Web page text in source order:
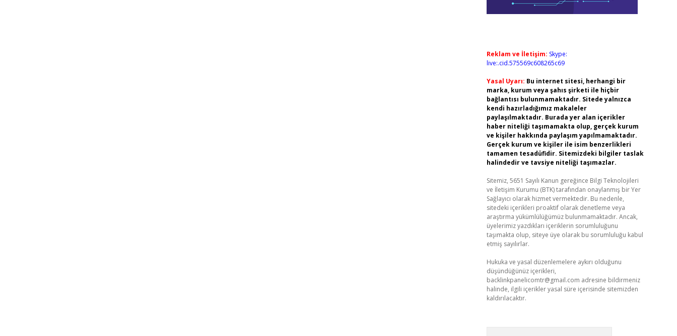
Reklam ve İletişim: Skype:
live:.cid.575569c608265c69
Yasal Uyarı: Bu internet sitesi, herhangi bir
marka, kurum veya şahıs şirketi ile hiçbir
bağlantısı bulunmamaktadır. Sitede yalnızca
kendi hazırladığımız makaleler
paylaşılmaktadır. Burada yer alan içerikler
haber niteliği taşımamakta olup, gerçek kurum
ve kişiler hakkında paylaşım yapılmamaktadır.
Gerçek kurum ve kişiler ile isim benzerlikleri
tamamen tesadüfidir. Sitemizdeki bilgiler taslak
halindedir ve tavsiye niteliği taşımazlar.
Sitemiz, 5651 Sayılı Kanun gereğince Bilgi Teknolojileri
ve İletişim Kurumu (BTK) tarafından onaylanmış bir Yer
Sağlayıcı olarak hizmet vermektedir. Bu nedenle,
sitedeki içerikleri proaktif olarak denetleme veya
araştırma yükümlülüğümüz bulunmamaktadır. Ancak,
üyelerimiz yazdıkları içeriklerin sorumluluğunu
taşımakta olup, siteye üye olarak bu sorumluluğu kabul
etmiş sayılırlar.
Hukuka ve yasal düzenlemelere aykırı olduğunu
düşündüğünüz içerikleri,
backlinkpanelicomtr@gmail.com adresine bildirmeniz
halinde, ilgili içerikler yasal süre içerisinde sitemizden
kaldırılacaktır.